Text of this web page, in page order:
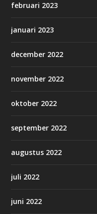
februari 2023
januari 2023
december 2022
november 2022
oktober 2022
september 2022
augustus 2022
juli 2022
juni 2022